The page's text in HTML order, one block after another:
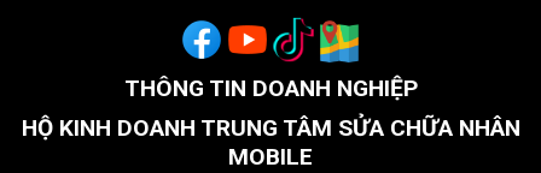
THÔNG TIN DOANH NGHIỆP
HỘ KINH DOANH TRUNG TÂM SỬA CHỮA NHÂN
MOBILE